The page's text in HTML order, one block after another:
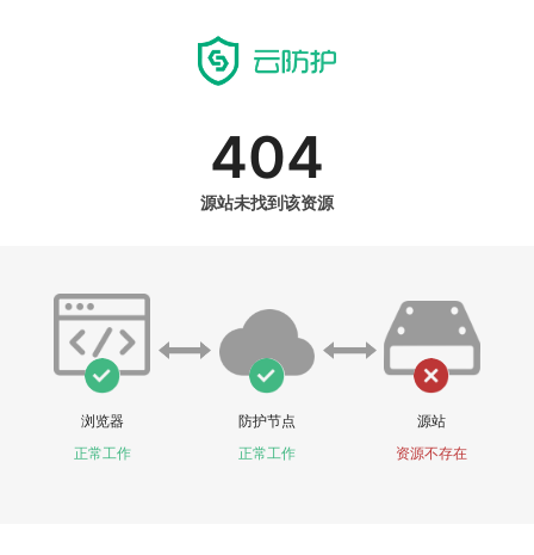
404
源站未找到该资源
浏览器
正常工作
防护节点
正常工作
源站
资源不存在